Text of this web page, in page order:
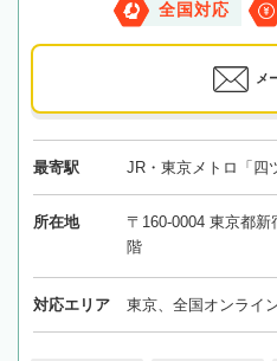
全国対応
メ
最寄駅 JR・東京メトロ「四
所在地
〒160-0004 東京都
階
対応エリア 東京、全国オンライ